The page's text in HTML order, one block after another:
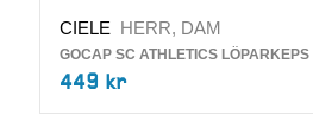
CIELE HERR, DAM
GOCAP SC ATHLETICS LÖPARKEPS
449 kr